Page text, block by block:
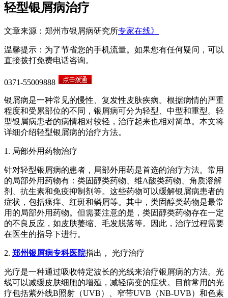
轻型银屑病治疗
文章来源：郑州市银屑病研究所专家在线》
温馨提示：为了节省您的手机流量。如果您有任何疑问，可以
直接拨打免费电话咨询。
0371-55009888
银屑病是一种常见的慢性、复发性皮肤疾病。根据病情的严重
程度和受累部位的不同，银屑病可分为轻型、中型和重型。轻
型银屑病患者的病情相对较轻，治疗起来也相对简单。本文将
详细介绍轻型银屑病的治疗方法。
1. 局部外用药物治疗
针对轻型银屑病的患者，局部外用药是首选的治疗方法。常用
的局部外用药物有：类固醇类药物、维A酸类药物、角质溶解
剂、抗生素和免疫抑制剂等。这些药物可以缓解银屑病患者的
症状，包括瘙痒、红斑和鳞屑等。其中，类固醇类药物是最常
用的局部外用药物。但需要注意的是，类固醇类药物存在一定
的不良反应，如皮肤萎缩、毛发脱落等。因此，治疗过程需要
在医生的指导下进行。
2. 郑州银屑病专科医院指出， 光疗治疗
光疗是一种通过吸收特定波长的光线来治疗银屑病的方法。光
线可以减缓皮肤细胞的增殖，减轻病变的症状。目前常用的光
疗包括紫外线B照射（UVB）、窄带UVB（NB-UVB）和色素